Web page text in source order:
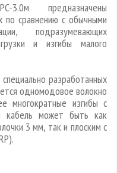
3.0м предназначены
по сравнению с обычными
подразумевающих
и изгибы малого
разработанных
одномодовое волокно
многократные изгибы с
кабель может быть как
3 мм, так и плоским с